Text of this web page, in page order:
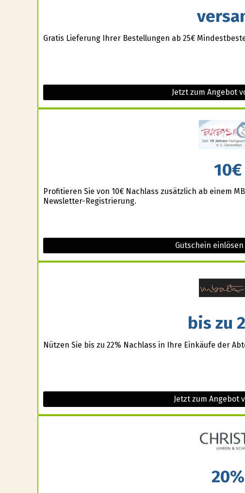
Gratis Lieferung Ihrer Bestellungen ab 25€
Jetzt zum Angebot
10€
Profitieren Sie von 10€ Nachlass zusätzlich ab einem
Newsletter-Registrierung.
Gutschein
bis zu
Nützen Sie bis zu 22% Nachlass in Ihre Einkäufe der
Jetzt zum Angebot
20%